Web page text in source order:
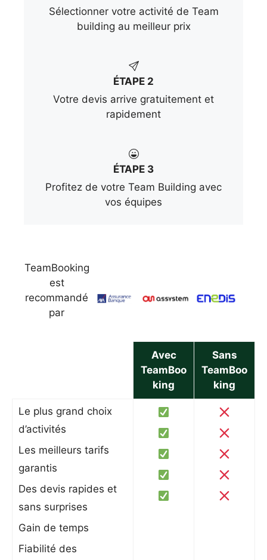
Sélectionner votre activité de Team
building au meilleur prix
ÉTAPE 2
Votre devis arrive gratuitement et
rapidement
ÉTAPE 3
Profitez de votre Team Building avec
vos équipes
TeamBooking
est
recommandé
par
Avec
TeamBoo
king
Sans
TeamBoo
king
Le plus grand choix
d’activités
Les meilleurs tarifs
garantis
Des devis rapides et
sans surprises
Gain de temps
Fiabilité des